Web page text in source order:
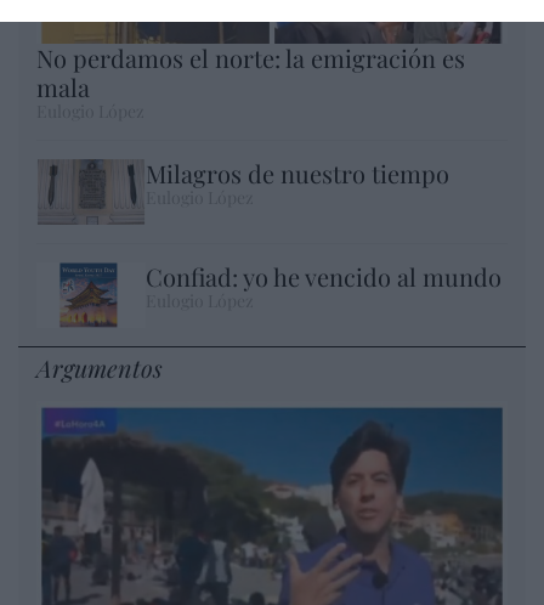
No perdamos el norte: la emigración es
mala
Milagros de nuestro tiempo
Confiad: yo he vencido al mundo
Argumentos